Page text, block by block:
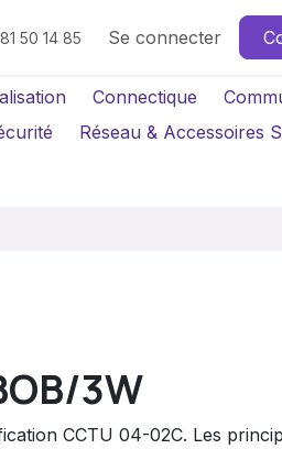
50 14 85 Se connecter
Connectique
Réseau & Accessoires
3W
CCTU 04-02C. Les